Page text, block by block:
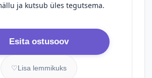
ja kutsub üles tegutsema.
Esita ostusoov
♡Lisa lemmikuks